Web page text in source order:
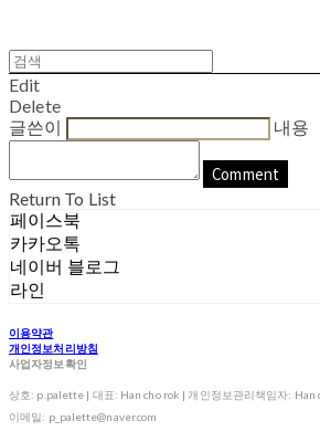
Edit
Delete
글쓴이
내용
Comment
Return To List
페이스북
카카오톡
네이버 블로그
라인
이용약관
개인정보처리방침
사업자정보확인
상호: p.palette | 대표: Han cho rok | 개인정보관리책임자:
이메일: p_palette@naver.com